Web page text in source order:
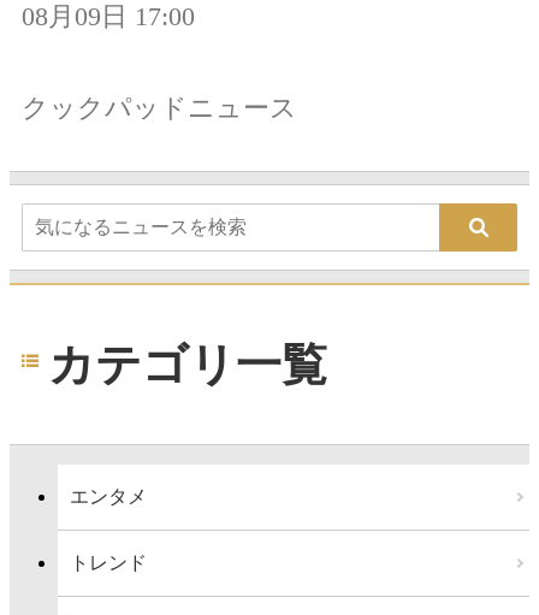
08月09日 17:00
クックパッドニュース
カテゴリ一覧
エンタメ
トレンド